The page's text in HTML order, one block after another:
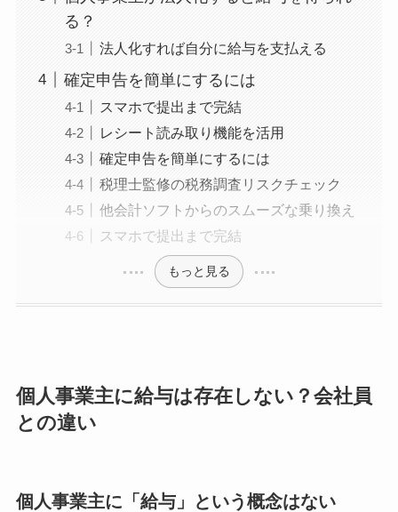
る？
法人化すれば自分に給与を支払える
確定申告を簡単にするには
スマホで提出まで完結
レシート読み取り機能を活用
確定申告を簡単にするには
税理士監修の税務調査リスクチェック
他会計ソフトからのスムーズな乗り換え
スマホで提出まで完結
もっと見る
個人事業主に給与は存在しない？会社員
との違い
個人事業主に「給与」という概念はない